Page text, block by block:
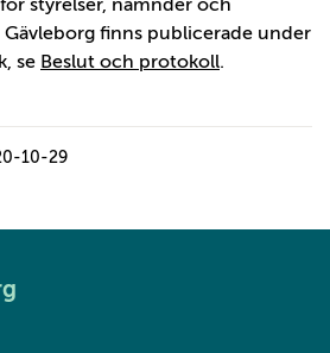
styrelser, nämnder och
finns publicerade under
se Beslut och protokoll.
10-29